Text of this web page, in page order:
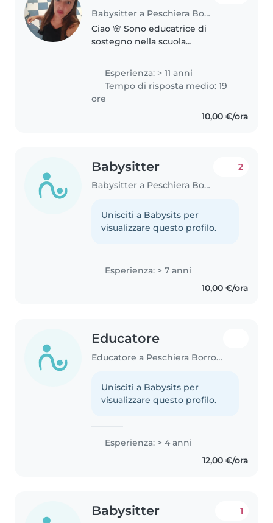
Babysitter a Peschiera Borromeo
Ciao 🌸 Sono educatrice di
sostegno nella scuola
Sono disponibile per pomeriggi,
serate e nel fine settimana. Ho
referenze..
Esperienza: > 11 anni
Tempo di risposta medio: 19
ore
10,00 €/ora
Babysitter
Babysitter a Peschiera Borromeo
2
Unisciti a Babysits per
visualizzare questo profilo.
Esperienza: > 7 anni
10,00 €/ora
Educatore
Educatore a Peschiera Borromeo
Unisciti a Babysits per
visualizzare questo profilo.
Esperienza: > 4 anni
12,00 €/ora
Babysitter 1